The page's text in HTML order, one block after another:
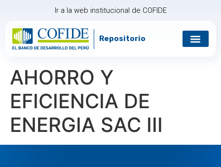
Ir a la web institucional de COFIDE
Repositorio
AHORRO Y
EFICIENCIA DE
ENERGIA SAC III